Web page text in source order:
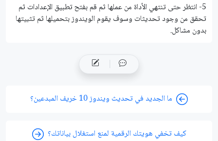
5- انتظر حتى تنتهي الأداة من عملها ثم قم بفتح تطبيق الإعدادات ثم
تحقق من وجود تحديثات وسوف يقوم الويندوز بتحميلها ثم تثبيتها
بدون مشاكل.
ما الجديد في تحديث ويندوز 10 خريف المبدعين؟
كيف تخفي هويتك الرقمية لمنع استغلال بياناتك؟